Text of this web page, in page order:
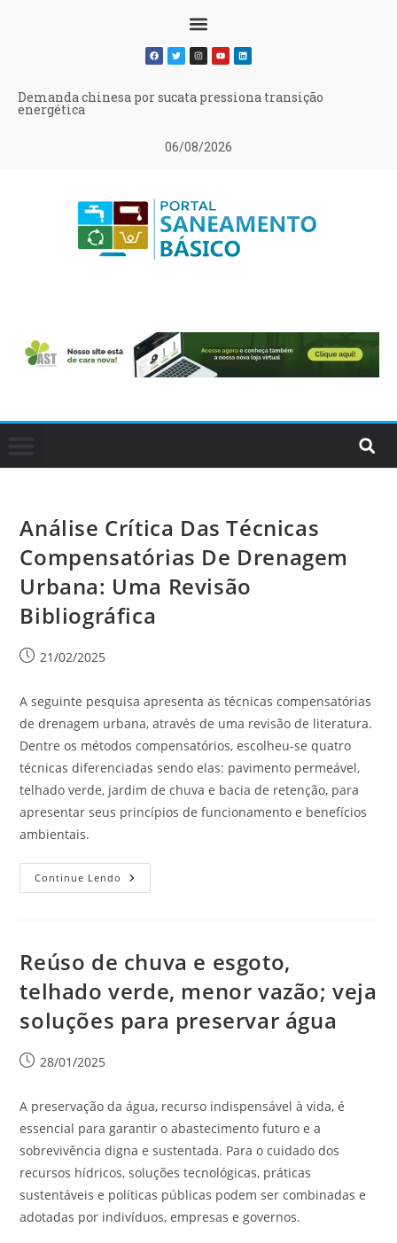
06/08/2026
Demanda chinesa por sucata pressiona transição
energética
Análise Crítica Das Técnicas
Compensatórias De Drenagem
Urbana: Uma Revisão
Bibliográfica
21/02/2025
A seguinte pesquisa apresenta as técnicas compensatórias
de drenagem urbana, através de uma revisão de literatura.
Dentre os métodos compensatórios, escolheu-se quatro
técnicas diferenciadas sendo elas: pavimento permeável,
telhado verde, jardim de chuva e bacia de retenção, para
apresentar seus princípios de funcionamento e benefícios
ambientais.
Continue Lendo
Reúso de chuva e esgoto,
telhado verde, menor vazão; veja
soluções para preservar água
28/01/2025
A preservação da água, recurso indispensável à vida, é
essencial para garantir o abastecimento futuro e a
sobrevivência digna e sustentada. Para o cuidado dos
recursos hídricos, soluções tecnológicas, práticas
sustentáveis e políticas públicas podem ser combinadas e
adotadas por indivíduos, empresas e governos.